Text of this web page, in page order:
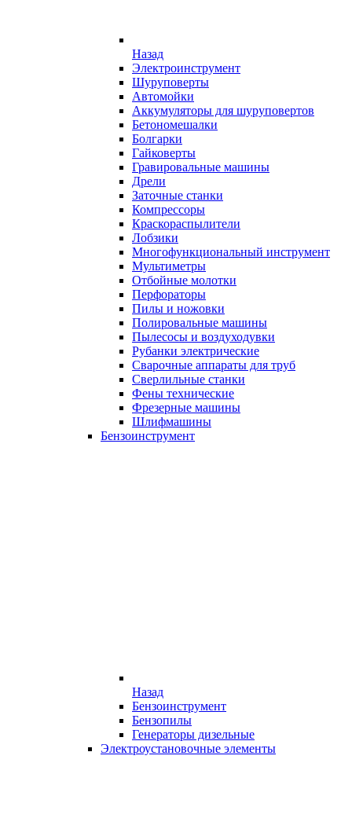
Назад
Электроинструмент
Шуруповерты
Автомойки
Аккумуляторы для шуруповертов
Бетономешалки
Болгарки
Гайковерты
Гравировальные машины
Дрели
Заточные станки
Компрессоры
Краскораспылители
Лобзики
Многофункциональный инструмент
Мультиметры
Отбойные молотки
Перфораторы
Пилы и ножовки
Полировальные машины
Пылесосы и воздуходувки
Рубанки электрические
Сварочные аппараты для труб
Сверлильные станки
Фены технические
Фрезерные машины
Шлифмашины
Бензоинструмент
Назад
Бензоинструмент
Бензопилы
Генераторы дизельные
Электроустановочные элементы